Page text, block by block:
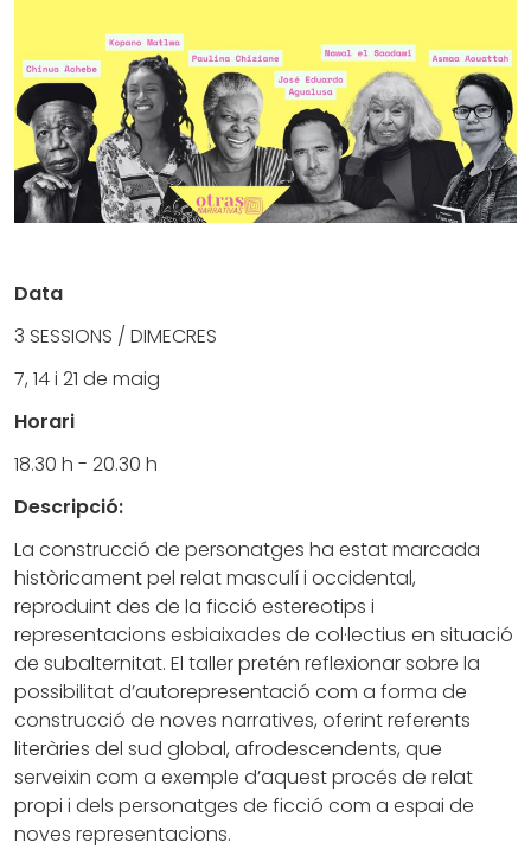
Data
3 SESSIONS / DIMECRES
7, 14 i 21 de maig
Horari
18.30 h - 20.30 h
Descripció:
La construcció de personatges ha estat marcada
històricament pel relat masculí i occidental,
reproduint des de la ficció estereotips i
representacions esbiaixades de col·lectius en situació
de subalternitat. El taller pretén reflexionar sobre la
possibilitat d’autorepresentació com a forma de
construcció de noves narratives, oferint referents
literàries del sud global, afrodescendents, que
serveixin com a exemple d’aquest procés de relat
propi i dels personatges de ficció com a espai de
noves representacions.